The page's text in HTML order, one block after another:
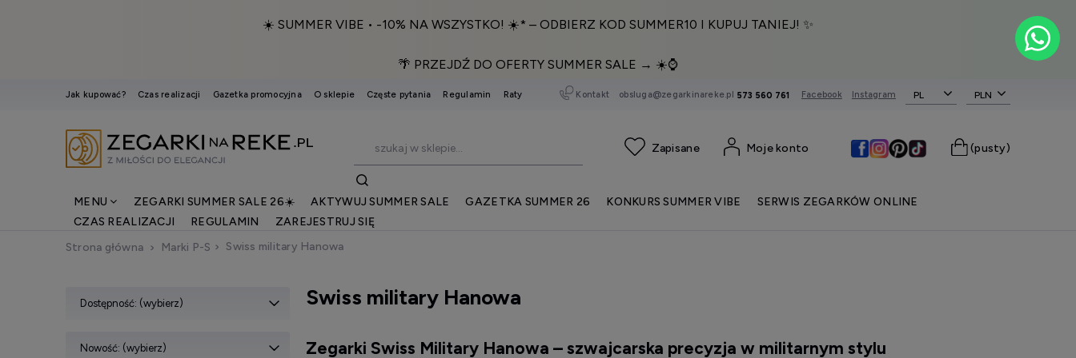
☀️ SUMMER VIBE • -10% NA WSZYSTKO! ☀️* – ODBIERZ KOD SUMMER10 I KUPUJ TANIEJ! ✨
🌴 PRZEJDŹ DO OFERTY SUMMER SALE → ☀️⌚️
Jak kupować? Czas realizacji Gazetka promocyjna O sklepie Częste pytania Regulamin Raty Kontakt obsluga@zegarkinareke.pl 573 560 761 Facebook Instagram PL
(pusty)
Moje konto
MENU ZEGARKI SUMMER SALE 26☀️ AKTYWUJ SUMMER SALE GAZETKA SUMMER 26 KONKURS SUMMER VIBE
SERWIS ZEGARKÓW ONLINE
CZAS REALIZACJI
REGULAMIN
ZAREJESTRUJ SIĘ
Strona główna
Marki P-S Swiss military Hanowa
Dostępność: (wybierz)
Nowość: (wybierz)
Swiss military Hanowa
Zegarki Swiss Military Hanowa – szwajcarska precyzja w militarnym stylu